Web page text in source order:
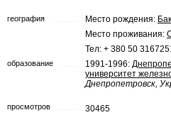
география Место рождения:
Место проживания:
Тел: + 380 50
образование 1991-1996:
университет
Днепропетровск,
просмотров 30465